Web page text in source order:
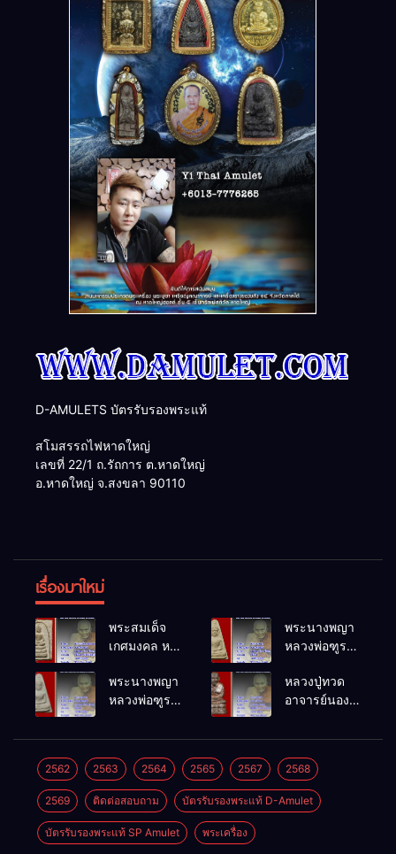
D-AMULETS บัตรรับรองพระแท้
สโมสรรถไฟหาดใหญ่
เลขที่ 22/1 ถ.รัถการ ต.หาดใหญ่
อ.หาดใหญ่ จ.สงขลา 90110
เรื่องมาใหม่
พระสมเด็จ
เกศมงคล หล
โพธิ์นิมิตร
พ.ศ.2512
พระนางพญา
หลวงพ่อฑูรย์
พ.ศ.2512
พระนางพญา
หลวงพ่อฑูรย์
พ.ศ.2512
หลวงปู่ทวด
อาจารย์นอง
พ.ศ.2541
2562 2563 2564 2565 2567 2568
2569 ติดต่อสอบถาม บัตรรับรองพระแท้ D-Amulet
บัตรรับรองพระแท้ SP Amulet พระเครื่อง